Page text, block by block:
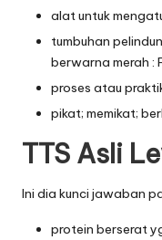
alat untuk
tumbuhan
berwarna merah :
proses atau
pikat; memikat;
TTS Asli
Ini dia kunci jawaban
protein berserat